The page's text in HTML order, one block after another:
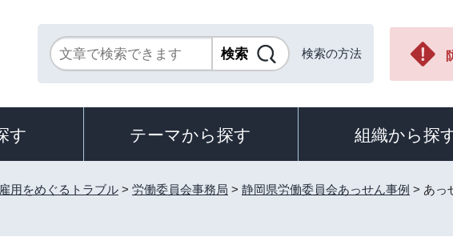
検索の方法
す テーマから探す 組織から探
雇用をめぐるトラブル > 労働委員会事務局 > 静岡県労働委員会あっせん事例 > あっ